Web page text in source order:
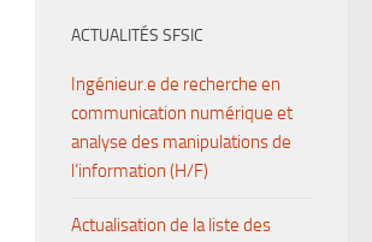
ACTUALITÉS SFSIC
Ingénieur.e de recherche en
communication numérique et
analyse des manipulations de
l’information (H/F)
Actualisation de la liste des